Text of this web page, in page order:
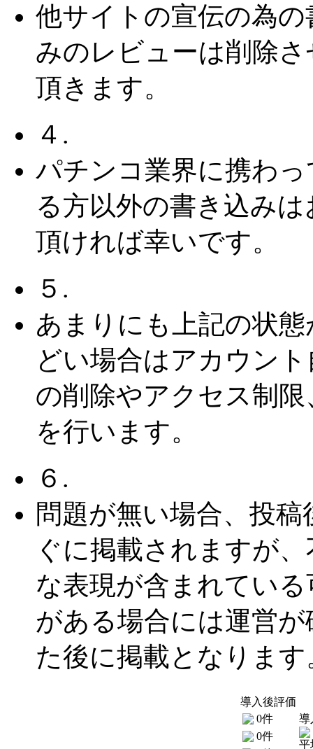
他サイトの宣伝の為の
みのレビューは削除さ
頂きます。
４.
パチンコ業界に携わっ
る方以外の書き込みは
頂ければ幸いです。
５.
あまりにも上記の状態
どい場合はアカウント
の削除やアクセス制限
を行います。
６.
問題が無い場合、投稿
ぐに掲載されますが
な表現が含まれている
がある場合には運営が
た後に掲載となります
導入後評価
0件
0件
導
平